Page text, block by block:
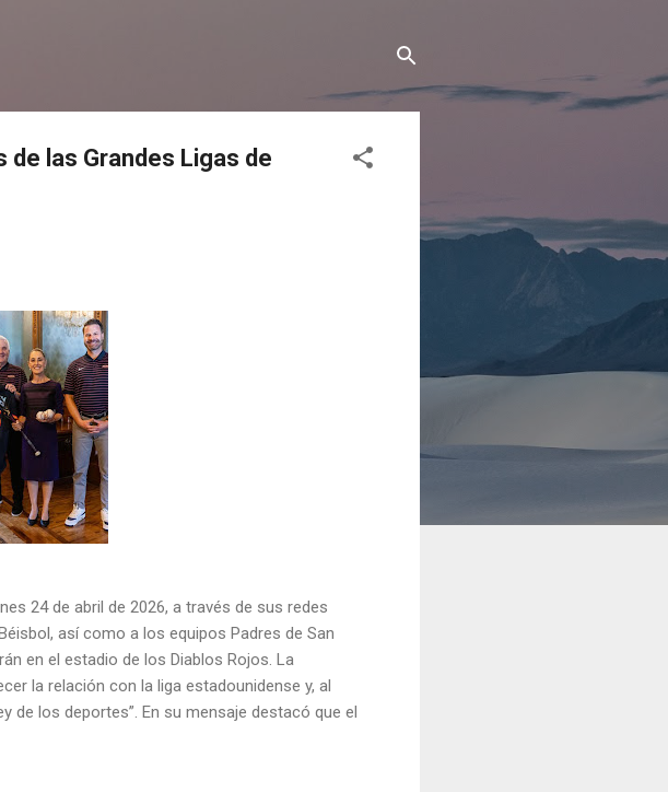
las Grandes Ligas de
24 de abril de 2026, a través de sus redes
así como a los equipos Padres de San
en el estadio de los Diablos Rojos. La
la relación con la liga estadounidense y, al
de los deportes”. En su mensaje destacó que el